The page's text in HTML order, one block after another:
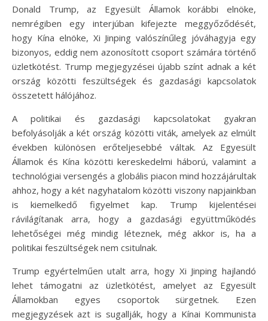
Donald Trump, az Egyesült Államok korábbi elnöke,
nemrégiben egy interjúban kifejezte meggyőződését,
hogy Kína elnöke, Xi Jinping valószínűleg jóváhagyja egy
bizonyos, eddig nem azonosított csoport számára történő
üzletkötést. Trump megjegyzései újabb színt adnak a két
ország közötti feszültségek és gazdasági kapcsolatok
összetett hálójához.
A politikai és gazdasági kapcsolatokat gyakran
befolyásolják a két ország közötti viták, amelyek az elmúlt
években különösen erőteljesebbé váltak. Az Egyesült
Államok és Kína közötti kereskedelmi háború, valamint a
technológiai versengés a globális piacon mind hozzájárultak
ahhoz, hogy a két nagyhatalom közötti viszony napjainkban
is kiemelkedő figyelmet kap. Trump kijelentései
rávilágítanak arra, hogy a gazdasági együttműködés
lehetőségei még mindig léteznek, még akkor is, ha a
politikai feszültségek nem csitulnak.
Trump egyértelműen utalt arra, hogy Xi Jinping hajlandó
lehet támogatni az üzletkötést, amelyet az Egyesült
Államokban egyes csoportok sürgetnek. Ezen
megjegyzések azt is sugallják, hogy a Kínai Kommunista